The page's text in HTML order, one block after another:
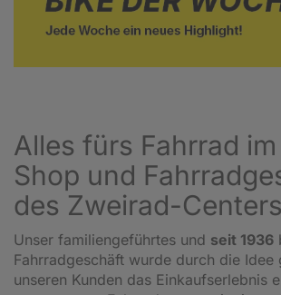
Alles fürs Fahrrad
Shop und
des Zweirad-
Unser familiengeführtes und seit 1936
Fahrradgeschäft wurde durch die Idee
unseren Kunden das Einkaufserlebnis